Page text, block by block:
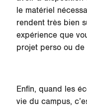
le matériel
rendent très bien
expérience que
projet perso ou de
Enfin, quand les
vie du campus,